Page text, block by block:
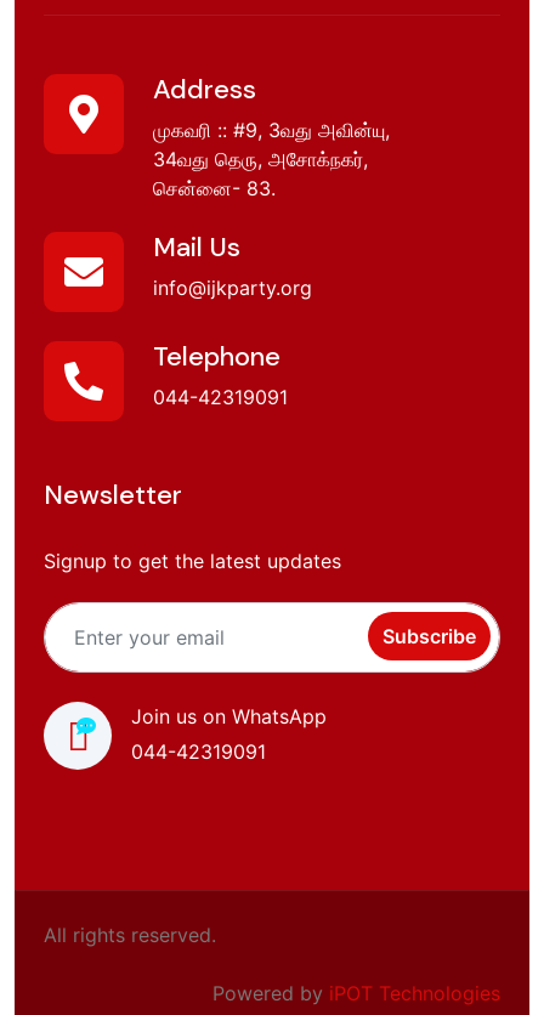
Address
முகவரி :: #9, 3வது அவின்யு,
34வது தெரு, அசோக்நகர்,
சென்னை- 83.
Mail Us
info@ijkparty.org
Telephone
044-42319091
Newsletter
Signup to get the latest updates
Subscribe
Join us on WhatsApp
044-42319091
All rights reserved.
Powered by iPOT Technologies